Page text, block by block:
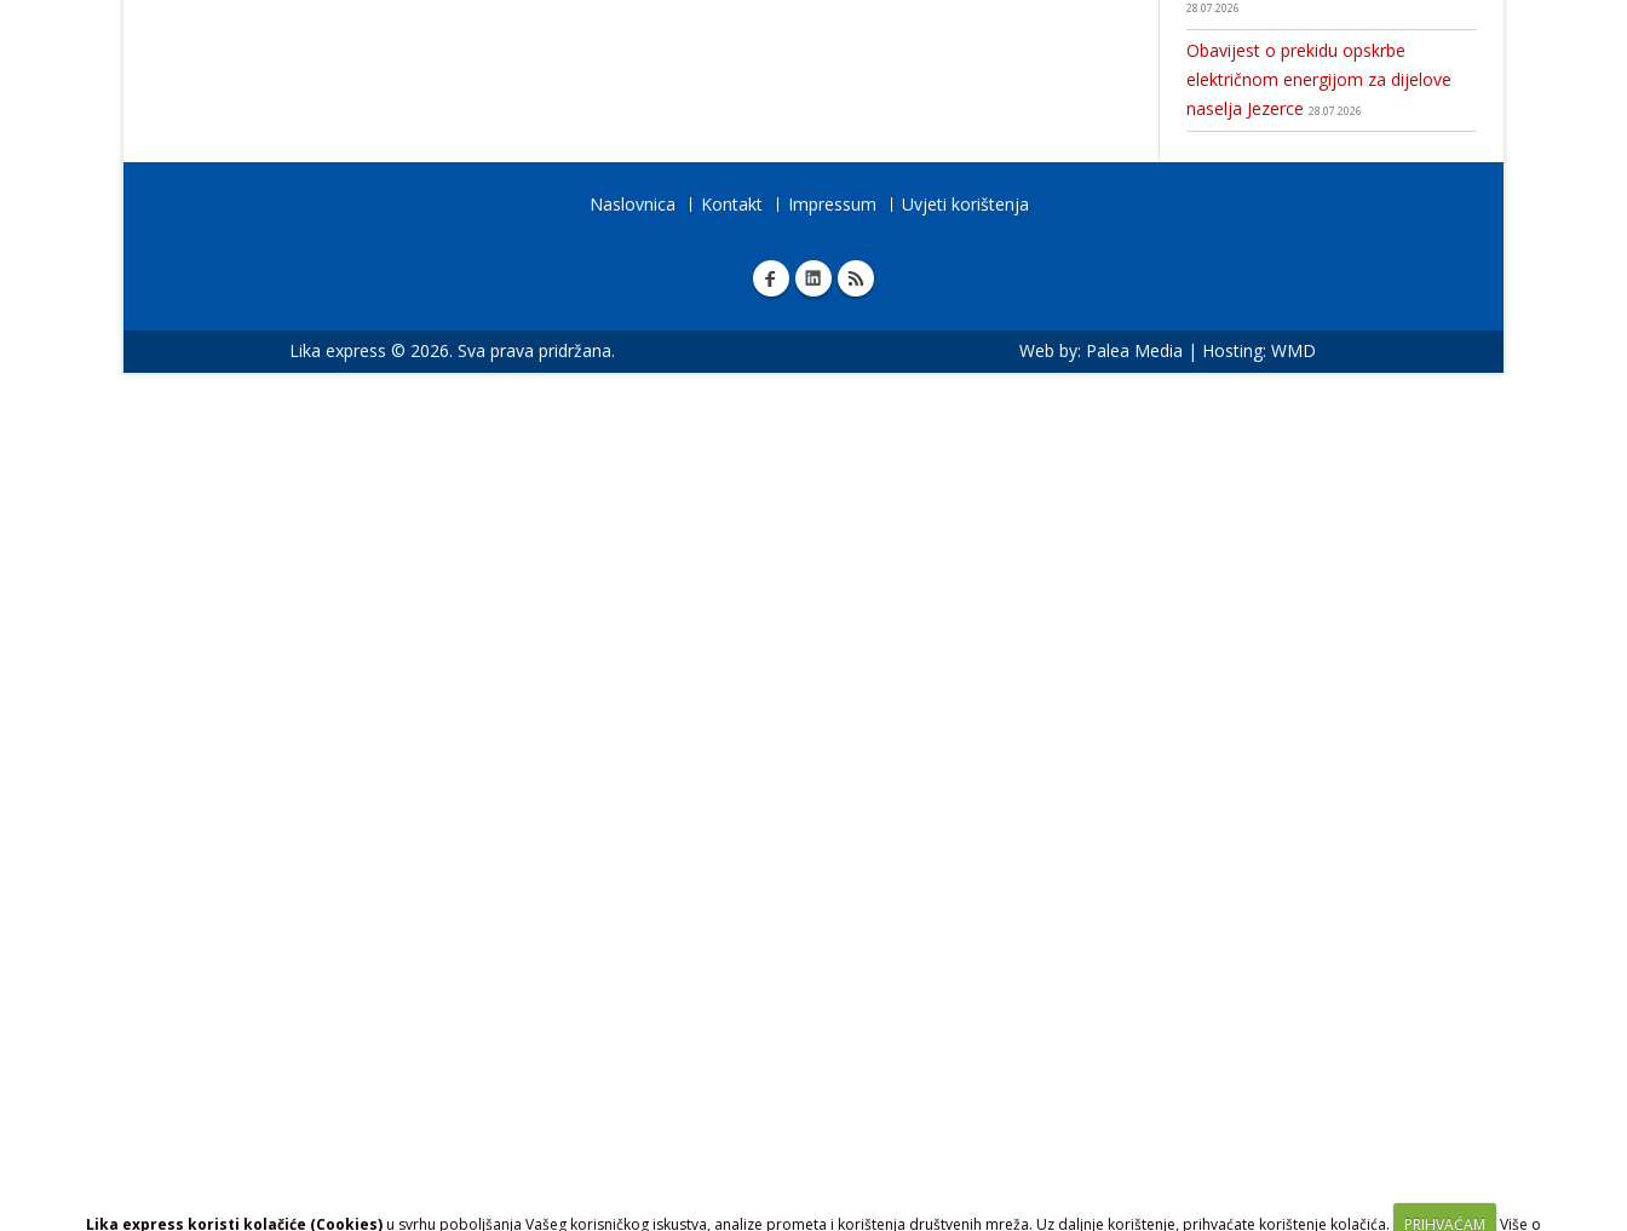
Lika express koristi kolačiće (Cookies)u svrhu poboljšanja Vašeg korisničkog iskustva, analize prometa i korištenja društvenih mreža. Uz daljnje korištenje, prihvaćate korištenje kolačića. PRIHVAĆAM Više o
28.07.2026
Obavijest o prekidu opskrbe
električnom energijom za dijelove
naselja Jezerce 28.07.2026
Naslovnica Kontakt Impressum Uvjeti korištenja
Lika express © 2026. Sva prava pridržana. Web by: Palea Media | Hosting: WMD